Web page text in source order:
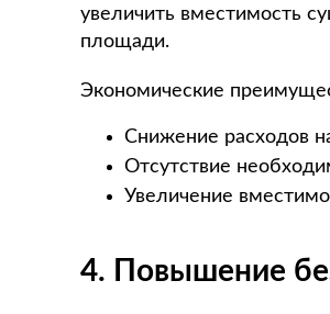
увеличить вместимость
площади.
Экономические
Снижение расходов
Отсутствие
Увеличение
4. Повышение